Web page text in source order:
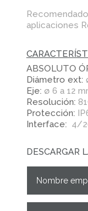
aplicaciones
ABSOLUTO
Diámetro ext:
Eje: ø 6 a 12
Resolución:
Protección:
Interface: 4/
DESCARGAR